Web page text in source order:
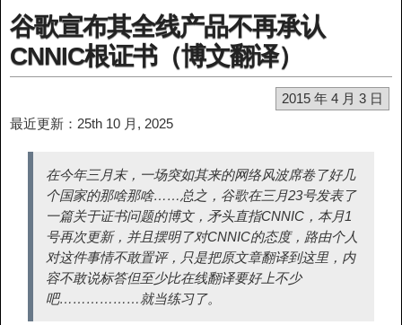
谷歌宣布其全线产品不再承认
CNNIC根证书（博文翻译）
2015 年 4 月 3 日
最近更新：25th 10 月, 2025
在今年三月末，一场突如其来的网络风波席卷了好几
个国家的那啥那啥……总之，谷歌在三月23号发表了
一篇关于证书问题的博文，矛头直指CNNIC，本月1
号再次更新，并且摆明了对CNNIC的态度，路由个人
对这件事情不敢置评，只是把原文章翻译到这里，内
容不敢说标答但至少比在线翻译要好上不少
吧………………就当练习了。